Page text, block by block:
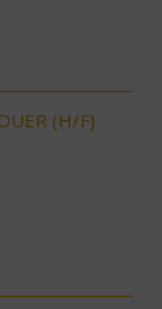
(H/F)